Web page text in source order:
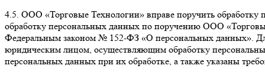
4.5. ООО «Торговые Технологии» вправе поручить
обработку персональных данных по поручению ООО
Федеральным законом № 152-ФЗ «О персональных данных».
юридическим лицом, осуществляющим обработку
персональных данных при их обработке, а также указаны